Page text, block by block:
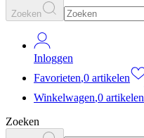
Zoeken
Inloggen
Favorieten,0 artikelen
Winkelwagen,0 artikelen
Zoeken